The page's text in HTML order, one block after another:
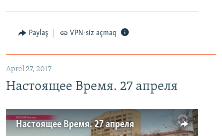
Paylaş VPN-siz açmaq
Aprel 27, 2017
Настоящее Время. 27 апреля
Настоящее Время. 27 апреля